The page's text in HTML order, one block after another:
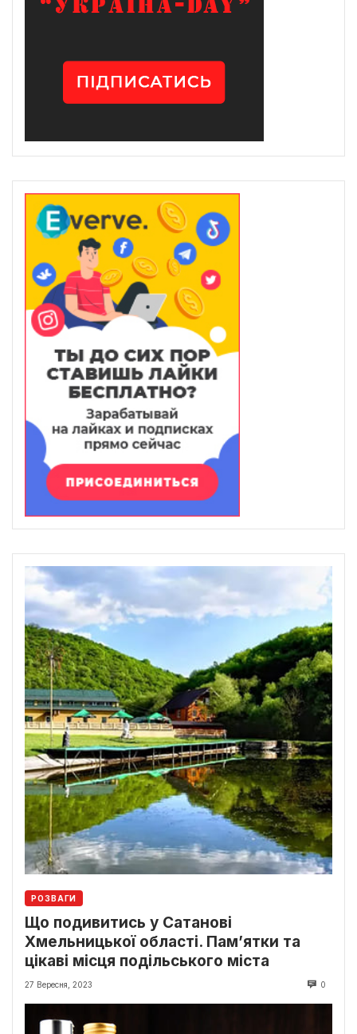
РОЗВАГИ
Що подивитись у Сатанові
Хмельницької області. Пам’ятки та
цікаві місця подільського міста
27 Вересня, 2023 0